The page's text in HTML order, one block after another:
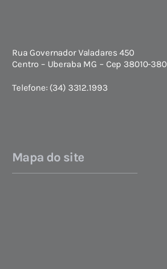
Rua Governador Valadares 450
Centro – Uberaba MG – Cep 38010-380
Telefone: (34) 3312.1993
Mapa do site